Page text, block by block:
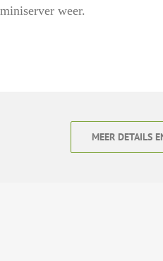
miniserver weer.
MEER DETAILS